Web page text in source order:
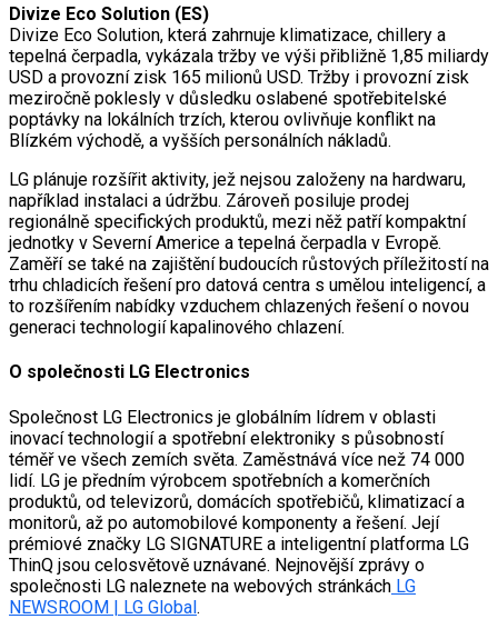
Divize Eco Solution (ES)
Divize Eco Solution, která zahrnuje klimatizace, chillery a
tepelná čerpadla, vykázala tržby ve výši přibližně 1,85 miliardy
USD a provozní zisk 165 milionů USD. Tržby i provozní zisk
meziročně poklesly v důsledku oslabené spotřebitelské
poptávky na lokálních trzích, kterou ovlivňuje konflikt na
Blízkém východě, a vyšších personálních nákladů.
LG plánuje rozšířit aktivity, jež nejsou založeny na hardwaru,
například instalaci a údržbu. Zároveň posiluje prodej
regionálně specifických produktů, mezi něž patří kompaktní
jednotky v Severní Americe a tepelná čerpadla v Evropě.
Zaměří se také na zajištění budoucích růstových příležitostí na
trhu chladicích řešení pro datová centra s umělou inteligencí, a
to rozšířením nabídky vzduchem chlazených řešení o novou
generaci technologií kapalinového chlazení.
O společnosti LG Electronics
Společnost LG Electronics je globálním lídrem v oblasti
inovací technologií a spotřební elektroniky s působností
téměř ve všech zemích světa. Zaměstnává více než 74 000
lidí. LG je předním výrobcem spotřebních a komerčních
produktů, od televizorů, domácích spotřebičů, klimatizací a
monitorů, až po automobilové komponenty a řešení. Její
prémiové značky LG SIGNATURE a inteligentní platforma LG
ThinQ jsou celosvětově uznávané. Nejnovější zprávy o
společnosti LG naleznete na webových stránkách LG
NEWSROOM | LG Global.